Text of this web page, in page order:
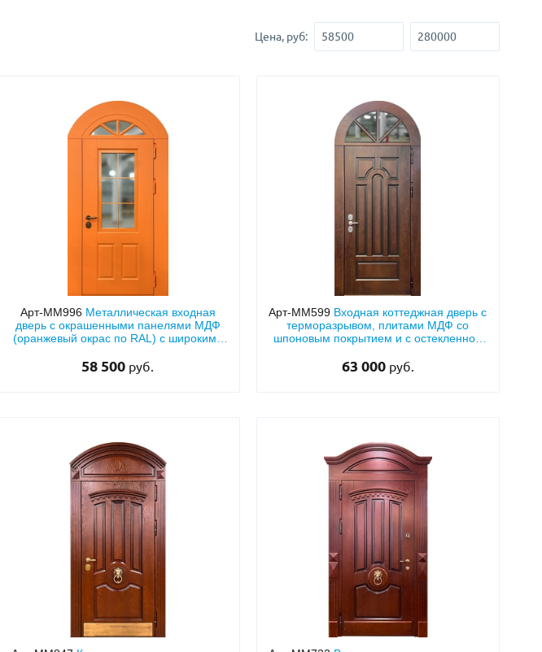
В современном стиле(183)
Двустворчатые (42)
(499)
(289)
Цена, руб:
Арт-ММ996 Металлическая входная
дверь с окрашенными панелями МДФ
(оранжевый окрас по RAL) с широкими
стеклопакетами
58 500 руб.
Арт-ММ599 Входная коттеджная дверь с
терморазрывом, плитами МДФ со
шпоновым покрытием и с остекленной
63 000 руб.